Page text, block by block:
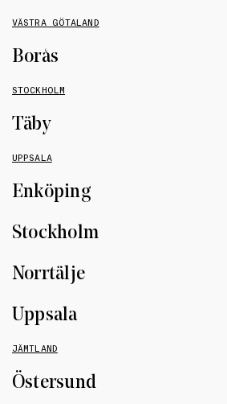
VÄSTRA GÖTALAND
Borås
STOCKHOLM
Täby
UPPSALA
Enköping
Stockholm
Norrtälje
Uppsala
JÄMTLAND
Östersund